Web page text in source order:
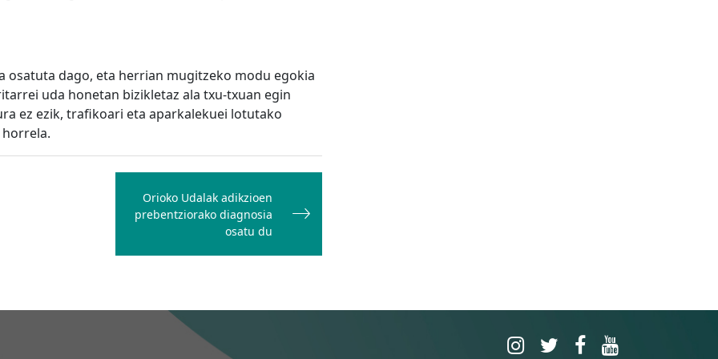
dago, eta herrian mugitzeko modu egokia
uda honetan bizikletaz ala txu-txuan egin
ez ezik, trafikoari eta aparkalekuei lotutako
Orioko Udalak adikzioen
prebentziorako diagnosia
osatu du